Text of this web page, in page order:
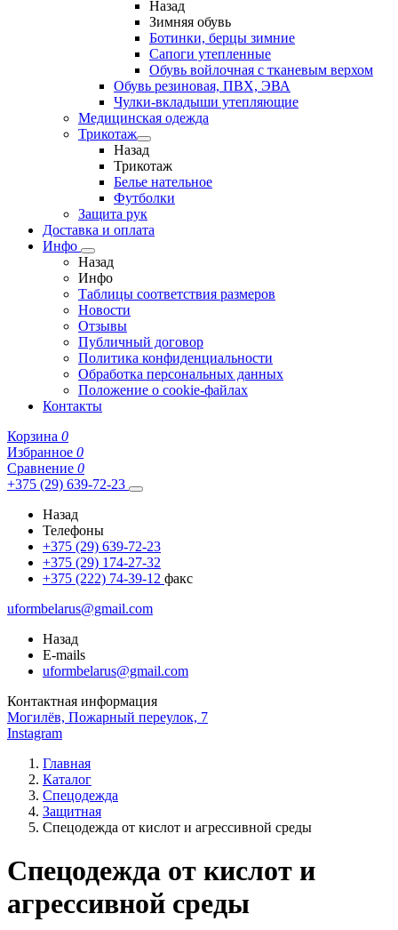
Назад
Зимняя обувь
Ботинки, берцы зимние
Сапоги утепленные
Обувь войлочная с тканевым верхом
Обувь резиновая, ПВХ, ЭВА
Чулки-вкладыши утепляющие
Медицинская одежда
Трикотаж
Назад
Трикотаж
Белье нательное
Футболки
Защита рук
Доставка и оплата
Инфо
Назад
Инфо
Таблицы соответствия размеров
Новости
Отзывы
Публичный договор
Политика конфиденциальности
Обработка персональных данных
Положение о cookie-файлах
Контакты
Корзина 0
Избранное 0
Сравнение 0
+375 (29) 639-72-23
Назад
Телефоны
+375 (29) 639-72-23
+375 (29) 174-27-32
+375 (222) 74-39-12 факс
uformbelarus@gmail.com
Назад
E-mails
uformbelarus@gmail.com
Контактная информация
Могилёв, Пожарный переулок, 7
Instagram
Главная
Каталог
Спецодежда
Защитная
Спецодежда от кислот и агрессивной среды
Спецодежда от кислот и
агрессивной среды